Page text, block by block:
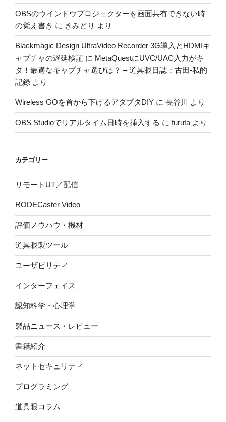
OBSのウインドウプロジェクターを画面共有できない時
の覚え書き に きみどり より
Blackmagic Design UltraVideo Recorder 3G導入とHDMIキ
ャプチャの遅延検証 に MetaQuestにUVC/UAC入力がキ
タ！最適なキャプチャ選びは？ – 道具眼日誌：古田-私的
記録 より
Wireless GOを首から下げるアダプタDIY に 長谷川 より
OBS Studioでリアルタイム日時を挿入する に furuta より
カテゴリー
リモートUT／配信
RODECaster Video
評価ノウハウ・機材
道具眼製ツール
ユーザビリティ
インターフェイス
認知科学・心理学
製品ニュース・レビュー
書籍紹介
ネットセキュリティ
プログラミング
道具眼コラム